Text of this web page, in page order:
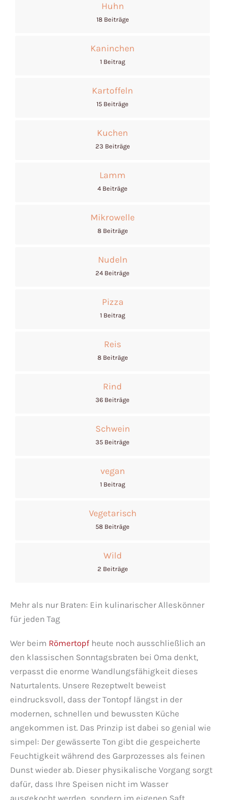
Huhn
18 Beiträge
Kaninchen
1 Beitrag
Kartoffeln
15 Beiträge
Kuchen
23 Beiträge
Lamm
4 Beiträge
Mikrowelle
8 Beiträge
Nudeln
24 Beiträge
Pizza
1 Beitrag
Reis
8 Beiträge
Rind
36 Beiträge
Schwein
35 Beiträge
vegan
1 Beitrag
Vegetarisch
58 Beiträge
Wild
2 Beiträge
Mehr als nur Braten: Ein kulinarischer Alleskönner
für jeden Tag
Wer beim Römertopf heute noch ausschließlich an
den klassischen Sonntagsbraten bei Oma denkt,
verpasst die enorme Wandlungsfähigkeit dieses
Naturtalents. Unsere Rezeptwelt beweist
eindrucksvoll, dass der Tontopf längst in der
modernen, schnellen und bewussten Küche
angekommen ist. Das Prinzip ist dabei so genial wie
simpel: Der gewässerte Ton gibt die gespeicherte
Feuchtigkeit während des Garprozesses als feinen
Dunst wieder ab. Dieser physikalische Vorgang sorgt
dafür, dass Ihre Speisen nicht im Wasser